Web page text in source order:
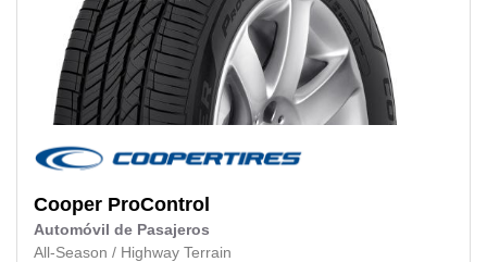
Cooper ProControl
Automóvil de Pasajeros
All-Season / Highway Terrain